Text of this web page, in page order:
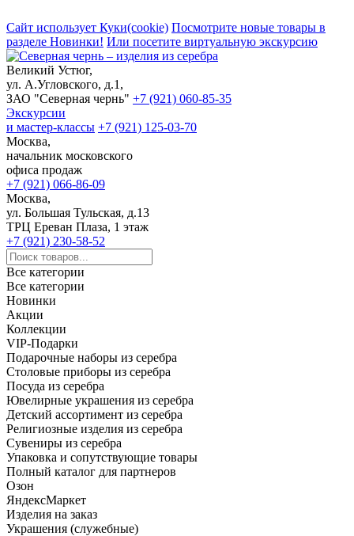
Сайт использует Куки(cookie) Посмотрите новые товары в
разделе Новинки! Или посетите виртуальную экскурсию
Великий Устюг,
ул. А.Угловского, д.1,
ЗАО "Северная чернь" +7 (921) 060-85-35
Экскурсии
и мастер-классы +7 (921) 125-03-70
Москва,
начальник московского
офиса продаж
+7 (921) 066-86-09
Москва,
ул. Большая Тульская, д.13
ТРЦ Ереван Плаза, 1 этаж
+7 (921) 230-58-52
Все категории
Все категории
Новинки
Акции
Коллекции
VIP-Подарки
Подарочные наборы из серебра
Столовые приборы из серебра
Посуда из серебра
Ювелирные украшения из серебра
Детский ассортимент из серебра
Религиозные изделия из серебра
Сувениры из серебра
Упаковка и сопутствующие товары
Полный каталог для партнеров
Озон
ЯндексМаркет
Изделия на заказ
Украшения (служебные)